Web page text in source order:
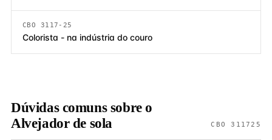
CBO 3117-25
Colorista - na indústria do couro
Dúvidas comuns sobre o
Alvejador de sola
CBO 311725